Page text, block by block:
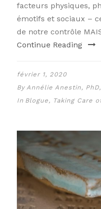
facteurs physiques,
émotifs et sociaux –
de notre contrôle
Continue Reading
février 1, 2020
By Annélie Anestin,
In Blogue, Taking Care